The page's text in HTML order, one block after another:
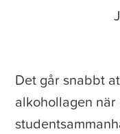
Det går snabbt
alkohollagen när